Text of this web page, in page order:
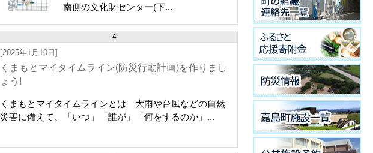
南側の文化財センター(下...
4
[2025年1月10日]
くまもとマイタイムライン(防災行動計画)を作りまし
ょう!
くまもとマイタイムラインとは 大雨や台風などの自然
災害に備えて、「いつ」「誰が」「何をするのか」...